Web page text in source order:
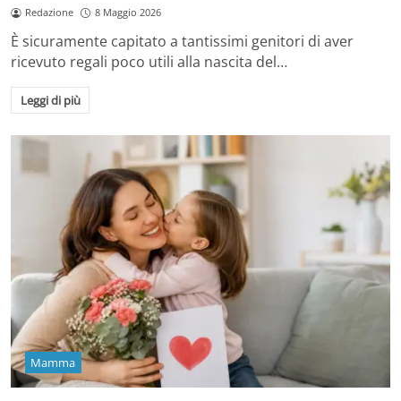
Redazione 8 Maggio 2026
È sicuramente capitato a tantissimi genitori di aver
ricevuto regali poco utili alla nascita del…
Leggi di più
Mamma